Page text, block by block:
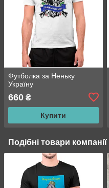
Футболка за Неньку
Україну
660 ₴
Купити
Подібні товари компанії